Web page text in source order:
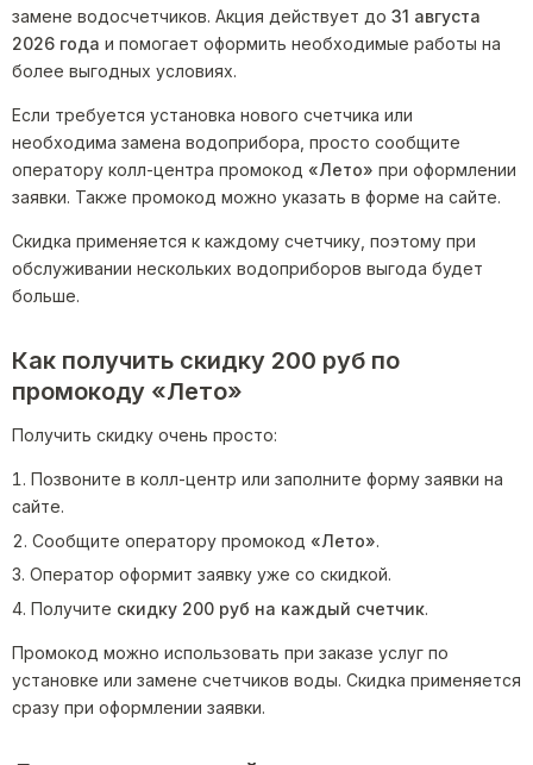
замене водосчетчиков. Акция действует до 31 августа
2026 года и помогает оформить необходимые работы на
более выгодных условиях.
Если требуется установка нового счетчика или
необходима замена водоприбора, просто сообщите
оператору колл-центра промокод «Лето» при оформлении
заявки. Также промокод можно указать в форме на сайте.
Скидка применяется к каждому счетчику, поэтому при
обслуживании нескольких водоприборов выгода будет
больше.
Как получить скидку 200 руб по
промокоду «Лето»
Получить скидку очень просто:
Позвоните в колл-центр или заполните форму заявки на
сайте.
Сообщите оператору промокод «Лето».
Оператор оформит заявку уже со скидкой.
Получите скидку 200 руб на каждый счетчик.
Промокод можно использовать при заказе услуг по
установке или замене счетчиков воды. Скидка применяется
сразу при оформлении заявки.